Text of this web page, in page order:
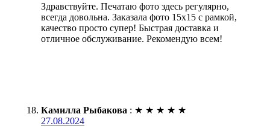
Здравствуйте. Печатаю фото здесь регулярно,
всегда довольна. Заказала фото 15х15 с рамкой,
качество просто супер! Быстрая доставка и
отличное обслуживание. Рекомендую всем!
Камилла Рыбакова : ★ ★ ★ ★ ★
27.08.2024